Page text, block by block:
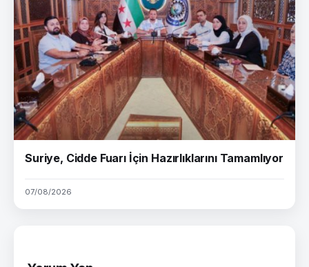
Suriye, Cidde Fuarı İçin Hazırlıklarını Tamamlıyor
07/08/2026